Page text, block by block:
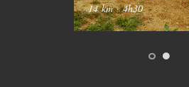
14 km·4h30